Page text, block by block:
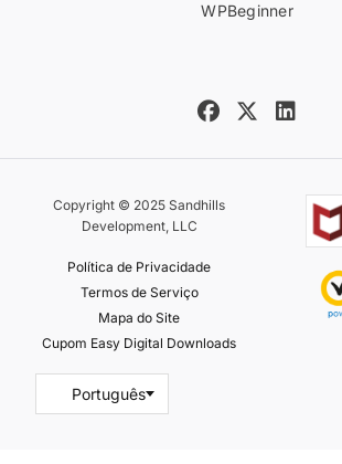
WPBeginner
Copyright © 2025 Sandhills
Development, LLC
Política de Privacidade
Termos de Serviço
Mapa do Site
Cupom Easy Digital Downloads